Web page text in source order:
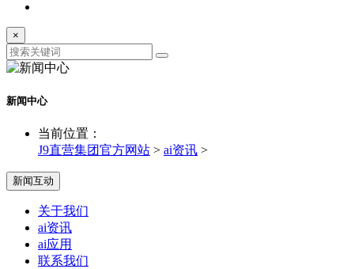
×
新闻中心
当前位置：
J9直营集团官方网站 > ai资讯 >
新闻互动
关于我们
ai资讯
ai应用
联系我们